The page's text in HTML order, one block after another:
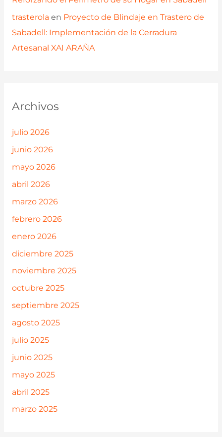
trasterola en Proyecto de Blindaje en Trastero de
Sabadell: Implementación de la Cerradura
Artesanal XAI ARAÑA
Archivos
julio 2026
junio 2026
mayo 2026
abril 2026
marzo 2026
febrero 2026
enero 2026
diciembre 2025
noviembre 2025
octubre 2025
septiembre 2025
agosto 2025
julio 2025
junio 2025
mayo 2025
abril 2025
marzo 2025